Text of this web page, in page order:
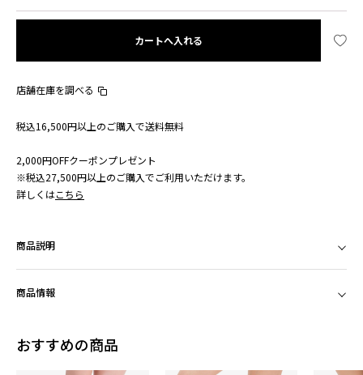
カートへ入れる
店舗在庫を調べる
税込16,500円以上のご購入で送料無料
2,000円OFFクーポンプレゼント
※税込27,500円以上のご購入でご利用いただけます。
詳しくはこちら
商品説明
商品情報
おすすめの商品